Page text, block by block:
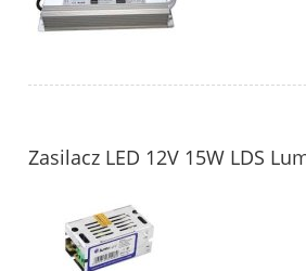
Zasilacz LED 12V 15W LDS